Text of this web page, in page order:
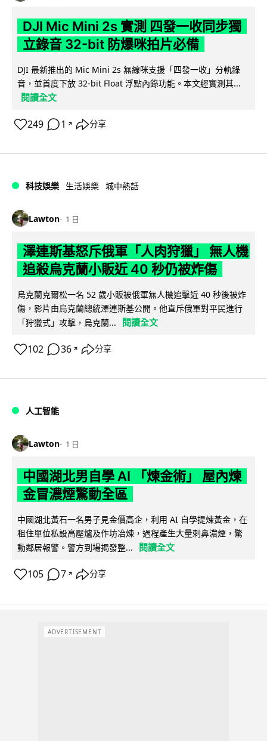
DJI Mic Mini 2s 實測 四發一收同步獨
立錄音 32-bit 防爆咪拍片必備
DJI 最新推出的 Mic Mini 2s 無線咪支援「四發一收」分軌錄
音，並首度下放 32-bit Float 浮點內錄功能。本文經實測其...
閱讀全文
249 1 ↗ 分享
科技娛樂 生活娛樂 城中熱話
Lawton 1 日
澤連斯基怒斥俄軍「人肉狩獵」 無人機
追殺烏克蘭小販近 40 秒仍被炸傷
烏克蘭克爾松一名 52 歲小販被俄軍無人機追擊近 40 秒後被炸
傷，影片由烏克蘭總統澤連斯基公開。他直斥俄軍對平民進行
「狩獵式」攻擊，烏克蘭...
閱讀全文
102 36 ↗ 分享
人工智能
Lawton 1 日
中國湖北男自學 AI 「煉金術」 屋內煉
金冒濃煙驚動全區
中國湖北黃石一名男子見金價高企，利用 AI 自學提煉黃金，在
租住單位私設高壓爐及作坊冶煉，過程產生大量刺鼻濃煙，驚
動鄰居報警。警方到場揭發整...
閱讀全文
105 7 ↗ 分享
ADVERTISEMENT